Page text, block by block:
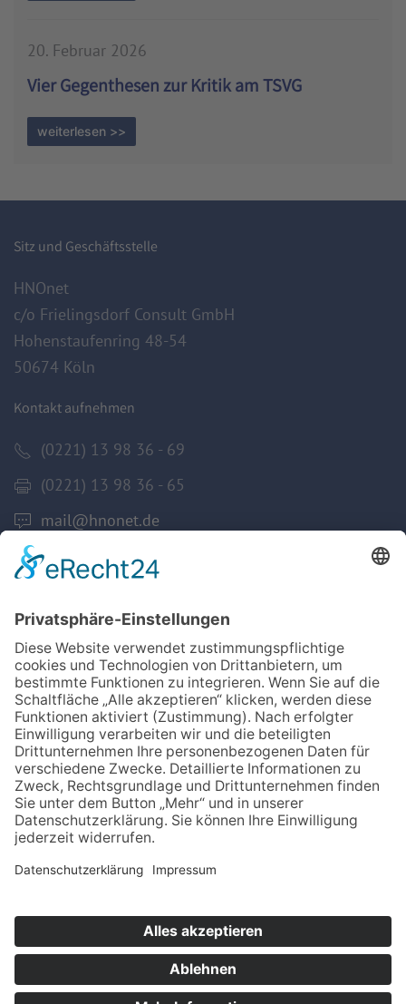
20. Februar 2026
Vier Gegenthesen zur Kritik am TSVG
weiterlesen >>
Sitz und Geschäftsstelle
HNOnet
c/o Frielingsdorf Consult GmbH
Hohenstaufenring 48-54
50674 Köln
Kontakt aufnehmen
(0221) 13 98 36 - 69
(0221) 13 98 36 - 65
mail@hnonet.de
Services
Für MFA
Arztsuche
Mitgliederbereich
Informationen
Datenschutz
Impressum
Aktuelles
Bei LinkedIn folgen